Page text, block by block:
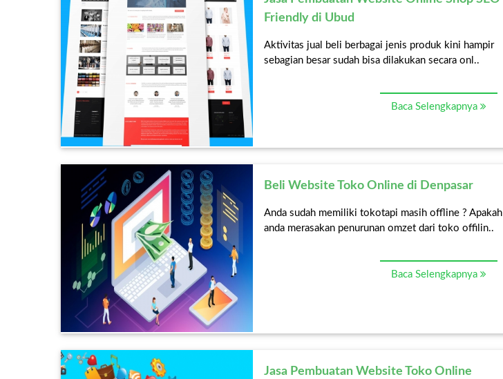
Friendly di Ubud
Aktivitas jual beli berbagai jenis produk kini hampir
sebagian besar sudah bisa dilakukan secara onl..
Baca Selengkapnya
Beli Website Toko Online di Denpasar
Anda sudah memiliki tokotapi masih offline ? Apakah
anda merasakan penurunan omzet dari toko offilin..
Baca Selengkapnya
Jasa Pembuatan Website Toko Online